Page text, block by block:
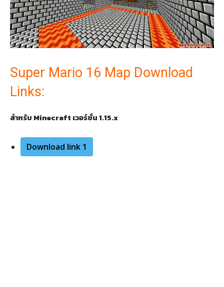
Super Mario 16 Map Download
Links:
สำหรับ Minecraft เวอร์ชั่น 1.15.x
Download link 1